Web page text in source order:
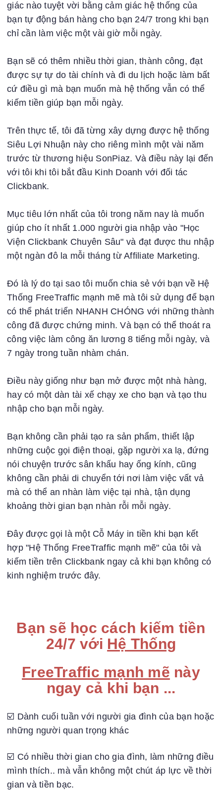
giác nào tuyệt vời bằng cảm giác hệ thống của
bạn tự động bán hàng cho bạn 24/7 trong khi bạn
chỉ cần làm việc một vài giờ mỗi ngày.
Bạn sẽ có thêm nhiều thời gian, thành công, đạt
được sự tự do tài chính và đi du lịch hoặc làm bất
cứ điều gì mà bạn muốn mà hệ thống vẫn có thể
kiếm tiền giúp bạn mỗi ngày.
Trên thực tế, tôi đã từng xây dựng được hệ thống
Siêu Lợi Nhuận này cho riêng mình một vài năm
trước từ thương hiệu SonPiaz. Và điều này lại đến
với tôi khi tôi bắt đầu Kinh Doanh với đối tác
Clickbank.
Mục tiêu lớn nhất của tôi trong năm nay là muốn
giúp cho ít nhất 1.000 người gia nhập vào "Học
Viện Clickbank Chuyên Sâu" và đạt được thu nhập
một ngàn đô la mỗi tháng từ Affiliate Marketing.
Đó là lý do tại sao tôi muốn chia sẻ với bạn về Hệ
Thống FreeTraffic mạnh mẽ mà tôi sử dụng để bạn
có thể phát triển NHANH CHÓNG với những thành
công đã được chứng minh. Và bạn có thể thoát ra
công việc làm công ăn lương 8 tiếng mỗi ngày, và
7 ngày trong tuần nhàm chán.
Điều này giống như bạn mở được một nhà hàng,
hay có một dàn tài xế chạy xe cho bạn và tạo thu
nhập cho bạn mỗi ngày.
Bạn không cần phải tạo ra sản phẩm, thiết lập
những cuộc gọi điện thoại, gặp người xa lạ, đứng
nói chuyện trước sân khấu hay ống kính, cũng
không cần phải di chuyển tới nơi làm việc vất vả
mà có thể an nhàn làm việc tại nhà, tận dụng
khoảng thời gian bạn nhàn rỗi mỗi ngày.
Đây được gọi là một Cỗ Máy in tiền khi bạn kết
hợp "Hệ Thống FreeTraffic mạnh mẽ" của tôi và
kiếm tiền trên Clickbank ngay cả khi bạn không có
kinh nghiệm trước đây.
Bạn sẽ học cách kiếm tiền
24/7 với Hệ Thống
FreeTraffic mạnh mẽ này
ngay cả khi bạn ...
☑️ Dành cuối tuần với người gia đình của bạn hoặc
những người quan trọng khác
☑️ Có nhiều thời gian cho gia đình, làm những điều
mình thích.. mà vẫn không một chút áp lực về thời
gian và tiền bạc.